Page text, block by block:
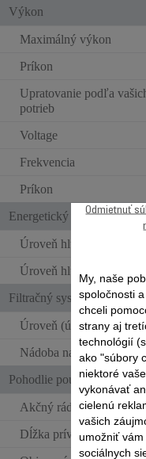
Výkon
Maximálný výkon
Príkon
Upratovanie podľa
potrieb
Voltage
Frekvencia
Príkon
Energetický štítok
Úroveň hluku
Úroveň hluku
Filtračný systém
Úroveň (úrovne) filtrácie
Nádoba na prach
Pohodlie používateľa
Akčný rádius
Dĺžka prívodného kábla
My, naše
spoločnosti
chceli
strany aj
technológií
ako "súbory
niektoré vaše
vykonávať
cielenú
vašich
umožniť
sociálnych
Odmietnuť